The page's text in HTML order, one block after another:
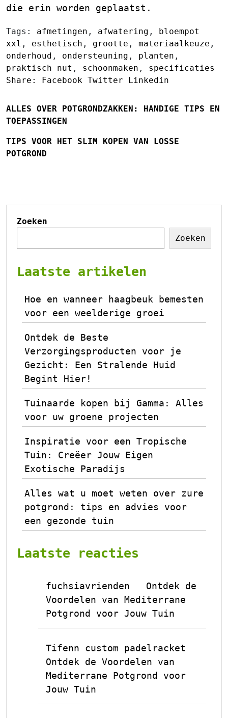
die erin worden geplaatst.
Tags: afmetingen , afwatering , bloempot
xxl , esthetisch , grootte , materiaalkeuze ,
onderhoud , ondersteuning , planten ,
praktisch nut , schoonmaken , specificaties
Share:
Facebook Twitter Linkedin
ALLES OVER POTGRONDZAKKEN: HANDIGE TIPS EN
TOEPASSINGEN
TIPS VOOR HET SLIM KOPEN VAN LOSSE
POTGROND
Zoeken
Zoeken
Laatste artikelen
Hoe en wanneer haagbeuk bemesten
voor een weelderige groei
Ontdek de Beste
Verzorgingsproducten voor je
Gezicht: Een Stralende Huid
Begint Hier!
Tuinaarde kopen bij Gamma: Alles
voor uw groene projecten
Inspiratie voor een Tropische
Tuin: Creëer Jouw Eigen
Exotische Paradijs
Alles wat u moet weten over zure
potgrond: tips en advies voor
een gezonde tuin
Laatste reacties
fuchsiavrienden
Ontdek de
Voordelen van Mediterrane
Potgrond voor Jouw Tuin
Tifenn custom padelracket
Ontdek de Voordelen van
Mediterrane Potgrond voor
Jouw Tuin